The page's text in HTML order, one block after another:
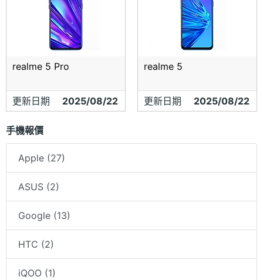
realme 5 Pro
更新日期 2025/08/22
realme 5
更新日期 2025/08/22
手機報價
Apple (27)
ASUS (2)
Google (13)
HTC (2)
iQOO (1)